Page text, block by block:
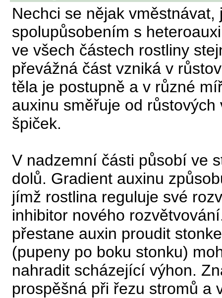
Nechci se nějak
spolupůsobením s
ve všech částech rostliny
převážná část vzniká v
těla je postupně a v různé
auxinu směřuje od
špiček.
V nadzemní části působí ve
dolů. Gradient auxinu
jímž rostlina reguluje své
inhibitor nového
přestane auxin proudit
(pupeny po boku stonku)
nahradit scházející výhon.
prospěšná při řezu stromů a